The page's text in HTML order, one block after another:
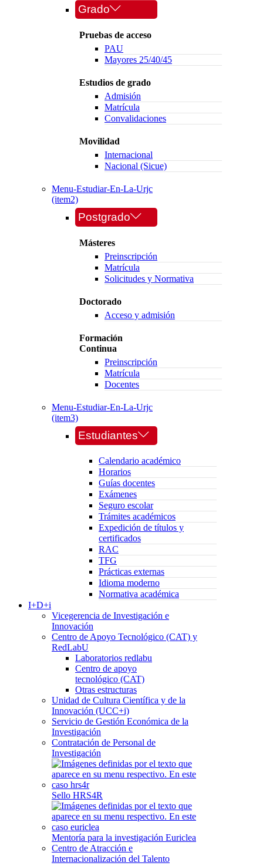
Grado
Pruebas de acceso
PAU
Mayores 25/40/45
Estudios de grado
Admisión
Matrícula
Convalidaciones
Movilidad
Internacional
Nacional (Sicue)
Menu-Estudiar-En-La-Urjc
(item2)
Postgrado
Másteres
Preinscripción
Matrícula
Solicitudes y Normativa
Doctorado
Acceso y admisión
Formación
Continua
Preinscripción
Matrícula
Docentes
Menu-Estudiar-En-La-Urjc
(item3)
Estudiantes
Calendario académico
Horarios
Guías docentes
Exámenes
Seguro escolar
Trámites académicos
Expedición de títulos y
certificados
RAC
TFG
Prácticas externas
Idioma moderno
Normativa académica
I+D+i
Vicegerencia de Investigación e
Innovación
Centro de Apoyo Tecnológico (CAT) y
RedLabU
Laboratorios redlabu
Centro de apoyo
tecnológico (CAT)
Otras estructuras
Unidad de Cultura Científica y de la
Innovación (UCC+i)
Servicio de Gestión Económica de la
Investigación
Contratación de Personal de
Investigación
Sello HRS4R
Mentoría para la investigación Euriclea
Centro de Atracción e
Internacionalización del Talento